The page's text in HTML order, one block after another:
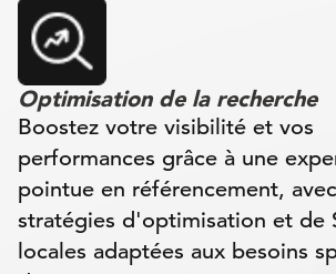
Optimisation de la recherche
Boostez votre visibilité et vos
performances grâce à une
pointue en référencement,
stratégies d'optimisation et de
locales adaptées aux besoins